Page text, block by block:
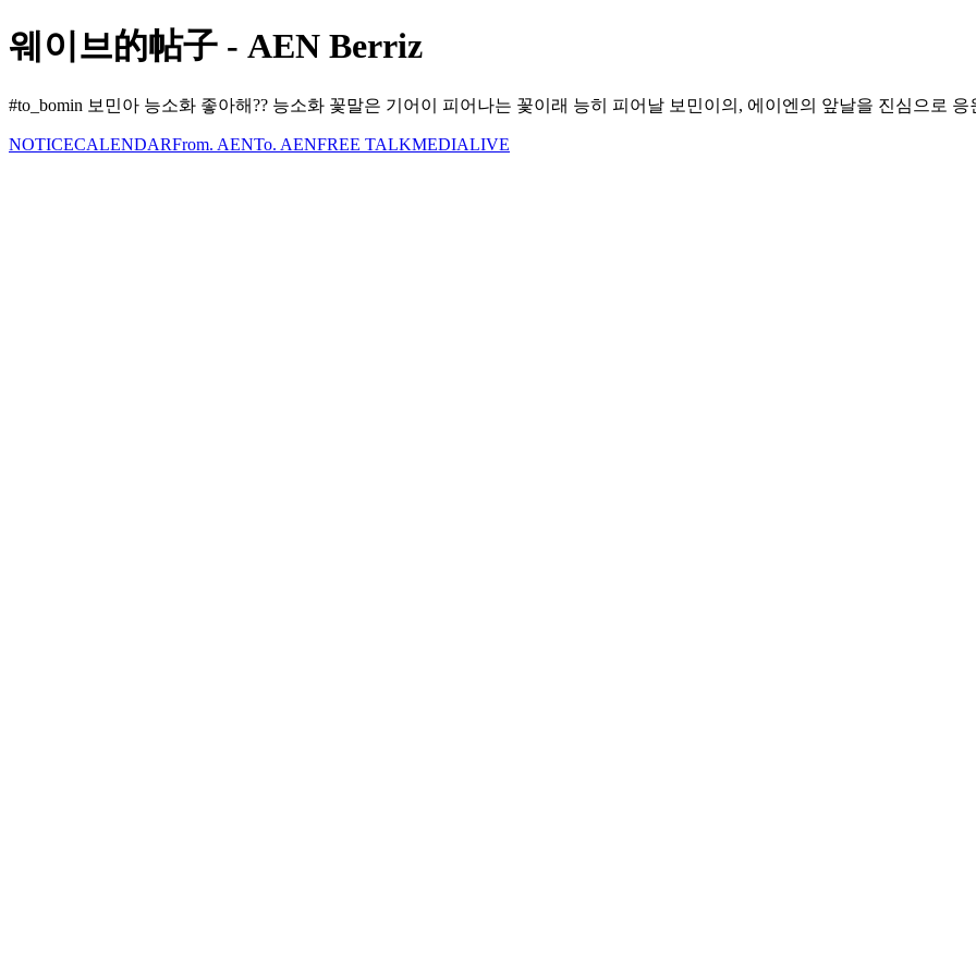
웨이브的帖子 - AEN Berriz
#to_bomin 보민아 능소화 좋아해?? 능소화 꽃말은 기어이 피어나는 꽃이래 능히 피어날 보민이의, 에이엔의 앞날을 진심으로 응
NOTICECALENDARFrom. AENTo. AENFREE TALKMEDIALIVE